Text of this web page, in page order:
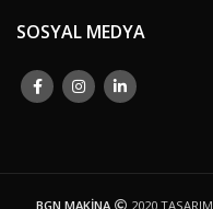
SOSYAL MEDYA
BGN MAKİNA 2020 TASARIM